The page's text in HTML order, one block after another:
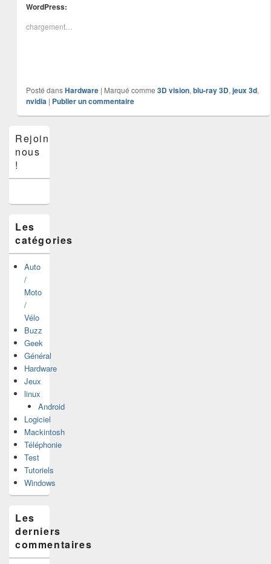
WordPress:
chargement…
Posté dans Hardware | Marqué comme 3D vision, blu-ray 3D, jeux 3d,
nvidia | Publier un commentaire
principale
de
widget
latérale
Rejoins-
nous
!
Les
catégories
Auto
/
Moto
/
Vélo
Buzz
Geek
Général
Hardware
Jeux
linux
Android
Logiciel
Mackintosh
Téléphonie
Test
Tutoriels
Windows
Les
derniers
commentaires